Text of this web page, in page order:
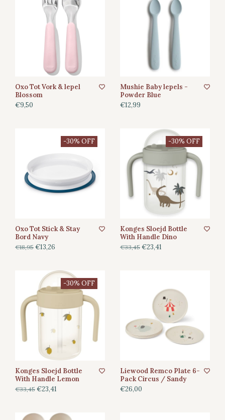
Oxo Tot Vork & lepel
Blossom
€9,50
Mushie Baby lepels -
Powder Blue
€12,99
-30% OFF
Oxo Tot Stick & Stay
Bord Navy
€18,95 €13,26
-30% OFF
Konges Sloejd Bottle
With Handle Dino
€33,45 €23,41
-30% OFF
Konges Sloejd Bottle
With Handle Lemon
€33,45 €23,41
Liewood Remco Plate 6-
Pack Circus / Sandy
€26,00